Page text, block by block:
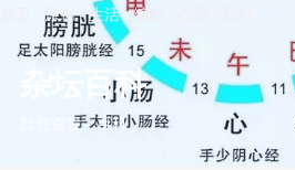
原创 生活 编程
杂坛百科
黯然奋发 - 百科